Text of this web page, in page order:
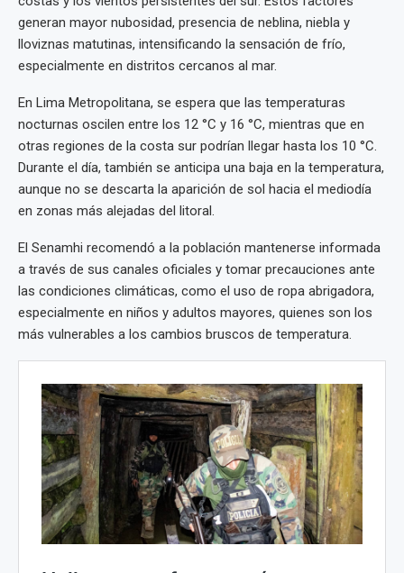
generan mayor nubosidad, presencia de neblina, niebla y
lloviznas matutinas, intensificando la sensación de frío,
especialmente en distritos cercanos al mar.
En Lima Metropolitana, se espera que las temperaturas
nocturnas oscilen entre los 12 °C y 16 °C, mientras que en
otras regiones de la costa sur podrían llegar hasta los 10 °C.
Durante el día, también se anticipa una baja en la temperatura,
aunque no se descarta la aparición de sol hacia el mediodía
en zonas más alejadas del litoral.
El Senamhi recomendó a la población mantenerse informada
a través de sus canales oficiales y tomar precauciones ante
las condiciones climáticas, como el uso de ropa abrigadora,
especialmente en niños y adultos mayores, quienes son los
más vulnerables a los cambios bruscos de temperatura.